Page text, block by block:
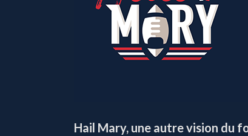
Hail Mary, une autre vision du